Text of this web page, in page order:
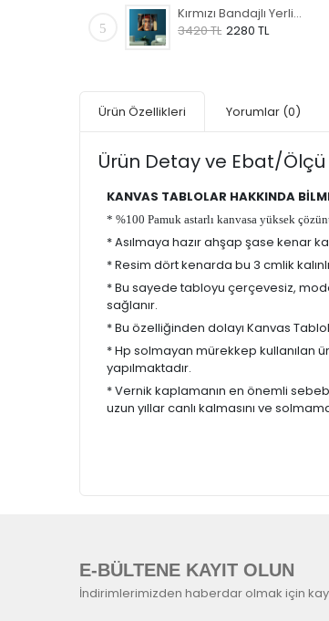
5
Kırmızı Bandajlı Yerli Kanvas Tablo
3420 TL 2280 TL
Ürün Özellikleri Yorumlar (0)
Ürün Detay ve Ebat/Ölçü
KANVAS TABLOLAR HAKKINDA
* %100 Pamuk astarlı kanvasa yüksek
* Asılmaya hazır ahşap şase kenar
* Resim dört kenarda bu 3 cmlik
* Bu sayede tabloyu çerçevesiz,
sağlanır.
* Bu özelliğinden dolayı Kanvas
* Hp solmayan mürekkep kullanılan
yapılmaktadır.
* Vernik kaplamanın en önemli
uzun yıllar canlı kalmasını ve
E-BÜLTENE KAYIT OLUN
İndirimlerimizden haberdar olmak için